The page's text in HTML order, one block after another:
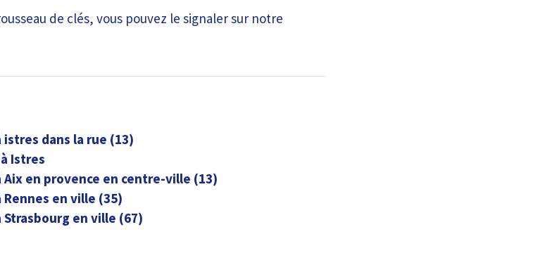
de clés, vous pouvez le signaler sur notre
dans la rue (13)
Istres
Aix en provence en centre-ville (13)
en ville (35)
en ville (67)